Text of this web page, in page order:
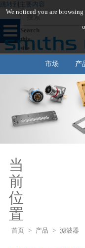
We noticed you are
跳转到主要内容
Search
this
site
市场 产
当
前
位
置
首页 > 产品 > 滤波器